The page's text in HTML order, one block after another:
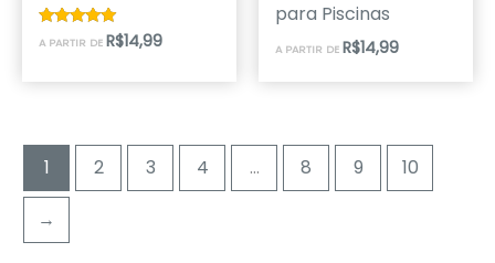
Avaliação
5.00
A PARTIR DE R$14,99
para Piscinas
A PARTIR DE R$14,99
1 2 3 4 … 8 9 10
→